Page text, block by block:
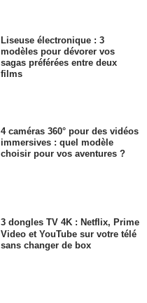
Liseuse électronique : 3
modèles pour dévorer vos
sagas préférées entre deux
films
4 caméras 360° pour des vidéos
immersives : quel modèle
choisir pour vos aventures ?
3 dongles TV 4K : Netflix, Prime
Video et YouTube sur votre télé
sans changer de box